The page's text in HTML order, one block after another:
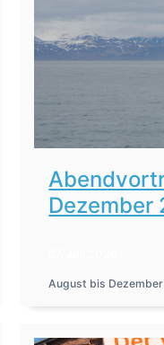
Dezember
August bis